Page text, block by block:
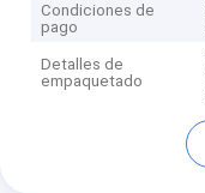
Condiciones de
pago
Detalles de
empaquetado